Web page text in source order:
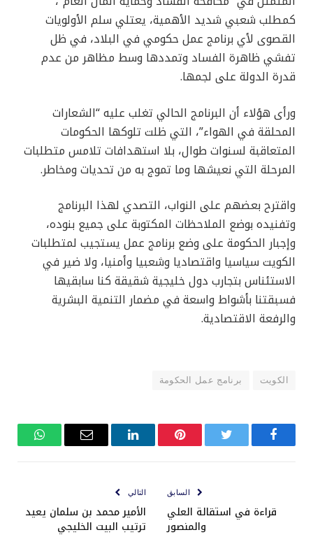
كمطلب شعبي شديد الأهمية، يعتلي سلم الأولويات
القصوى لأي برنامج عمل حكومي في البلاد، في ظل
تفشي ظاهرة الفساد وتمددها وسط مظاهر من عدم
قدرة الدولة على لجمها.
ورأى هؤلاء أن البرنامج الحالي تغلب عليه “الشعارات
المحلقة في الهواء”، التي ظلت تلوكها الحكومات
المتعاقبة لسنوات طوال، بلا استهدافات تلامس متطلبات
المرحلة التي نعيشها وما تموج به من تحديات ومخاطر.
واقترح بعضهم على النواب، التصدي لهذا البرنامج
وتفنيده بوضع الملاحظات المكتوبة على جميع بنوده،
وإجبار الحكومة على وضع برنامج عمل يستجيب لمتطلبات
الكويت سياسيا واقتصاديا وشعبيا وأمنيا، ولا ضير في
الاستئناس بتجارب دول خليجية شقيقة كنا سابقيها
فسبقتنا بأشواط واسعة في مضمار التنمية البشرية
والرفعة الاقتصادية.
الكويت برنامج عمل الحكومة
فيسبوك تويتر بينتيريستلينكدإن
البريد
واتساب
السابق
قراءة في استقالة العلي
والمنصور
التالي
الأمير محمد بن سلمان يعيد
ترتيب البيت الخليجي